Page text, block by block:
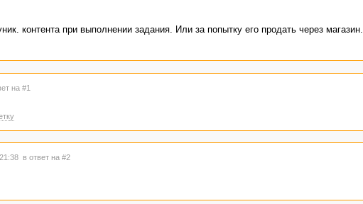
контента при выполнении задания. Или за попытку его продать через магазин.
на #1
в ответ на #2